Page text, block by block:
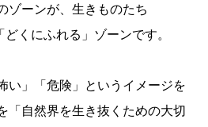
ゾーンが、生きものたち
くにふれる」ゾーンです。
い」「危険」というイメージを
「自然界を生き抜くための大切